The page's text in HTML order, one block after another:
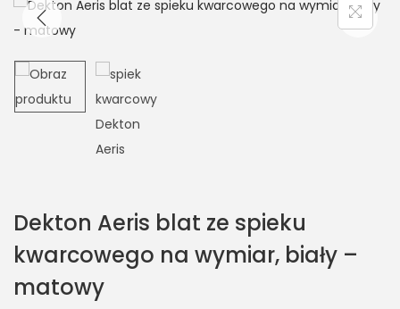
Dekton Aeris blat ze spieku
kwarcowego na wymiar, biały –
matowy